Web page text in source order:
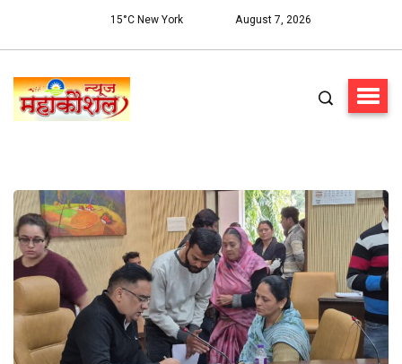
15°C New York August 7, 2026